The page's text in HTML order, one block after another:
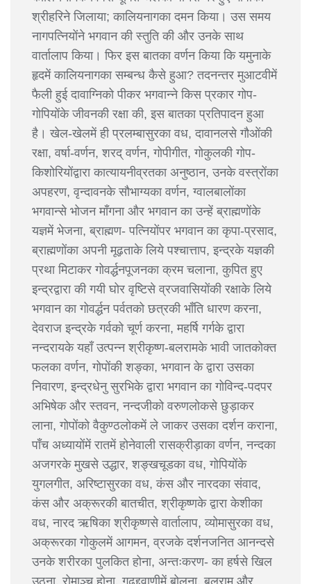
श्रीहरिने जिलाया; कालियनागका दमन किया। उस समय
नागपत्नियोंने भगवान की स्तुति की और उनके साथ
वार्तालाप किया। फिर इस बातका वर्णन किया कि यमुनाके
हृदमें कालियनागका सम्बन्ध कैसे हुआ? तदनन्तर मुआटवीमें
फैली हुई दावाग्निको पीकर भगवान्ने किस प्रकार गोप-
गोपियोंके जीवनकी रक्षा की, इस बातका प्रतिपादन हुआ
है। खेल-खेलमें ही प्रलम्बासुरका वध, दावानलसे गौओंकी
रक्षा, वर्षा-वर्णन, शरद् वर्णन, गोपीगीत, गोकुलकी गोप-
किशोरियोंद्वारा कात्यायनीव्रतका अनुष्ठान, उनके वस्त्रोंका
अपहरण, वृन्दावनके सौभाग्यका वर्णन, ग्वालबालोंका
भगवान्से भोजन माँगना और भगवान का उन्हें ब्राह्मणोंके
यज्ञमें भेजना, ब्राह्मण- पत्नियोंपर भगवान का कृपा-प्रसाद,
ब्राह्मणोंका अपनी मूढ़ताके लिये पश्चात्ताप, इन्द्रके यज्ञकी
प्रथा मिटाकर गोवर्द्धनपूजनका क्रम चलाना, कुपित हुए
इन्द्रद्वारा की गयी घोर वृष्टिसे व्रजवासियोंकी रक्षाके लिये
भगवान का गोवर्द्धन पर्वतको छत्रकी भाँति धारण करना,
देवराज इन्द्रके गर्वको चूर्ण करना, महर्षि गर्गके द्वारा
नन्दरायके यहाँ उत्पन्न श्रीकृष्ण-बलरामके भावी जातकोक्त
फलका वर्णन, गोपोंकी शङ्का, भगवान के द्वारा उसका
निवारण, इन्द्रधेनु सुरभिके द्वारा भगवान का गोविन्द-पदपर
अभिषेक और स्तवन, नन्दजीको वरुणलोकसे छुड़ाकर
लाना, गोपोंको वैकुण्ठलोकमें ले जाकर उसका दर्शन कराना,
पाँच अध्यायोंमें रातमें होनेवाली रासक्रीड़ाका वर्णन, नन्दका
अजगरके मुखसे उद्धार, शङ्खचूडका वध, गोपियोंके
युगलगीत, अरिष्टासुरका वध, कंस और नारदका संवाद,
कंस और अक्रूरकी बातचीत, श्रीकृष्णके द्वारा केशीका
वध, नारद ऋषिका श्रीकृष्णसे वार्तालाप, व्योमासुरका वध,
अक्रूरका गोकुलमें आगमन, व्रजके दर्शनजनित आनन्दसे
उनके शरीरका पुलकित होना, अन्तःकरण- का हर्षसे खिल